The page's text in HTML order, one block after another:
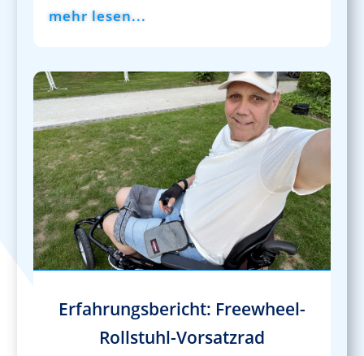
mehr lesen...
Erfahrungsbericht: Freewheel-
Rollstuhl-Vorsatzrad